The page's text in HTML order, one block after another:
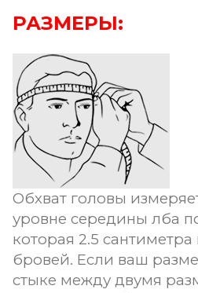
РАЗМЕРЫ:
Обхват головы
уровне середины лба
которая 2.5
бровей. Если ваш
стыке между двумя